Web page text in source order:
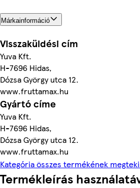
Márkainformáció
Visszaküldési cím
Yuva Kft.
H-7696 Hidas,
Dózsa György utca 12.
www.fruttamax.hu
Gyártó címe
Yuva Kft.
H-7696 Hidas,
Dózsa György utca 12.
www.fruttamax.hu
Kategória összes termékének
Termékleírás